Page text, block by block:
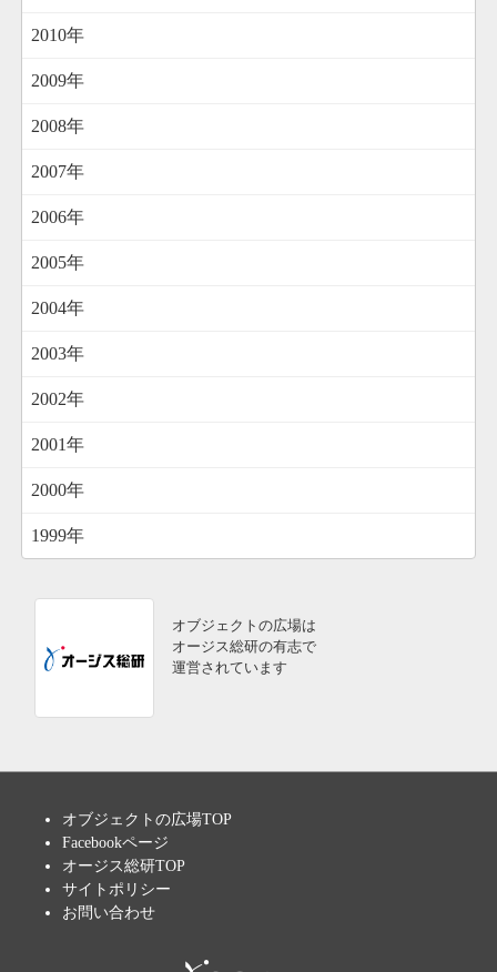
2010年
2009年
2008年
2007年
2006年
2005年
2004年
2003年
2002年
2001年
2000年
1999年
オブジェクトの広場は
オージス総研の有志で
運営されています
オブジェクトの広場TOP
Facebookページ
オージス総研TOP
サイトポリシー
お問い合わせ